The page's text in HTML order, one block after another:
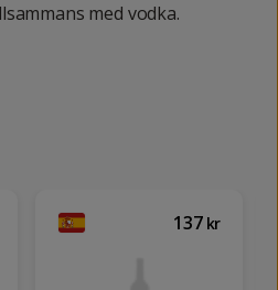
med vodka.
137 kr